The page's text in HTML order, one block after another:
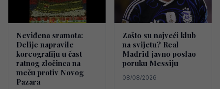
Neviđena sramota:
Delije napravile
koreografiju u čast
ratnog zločinca na
meču protiv Novog
Pazara
Zašto su najveći klub
na svijetu? Real
Madrid javno poslao
poruku Messiju
08/08/2026